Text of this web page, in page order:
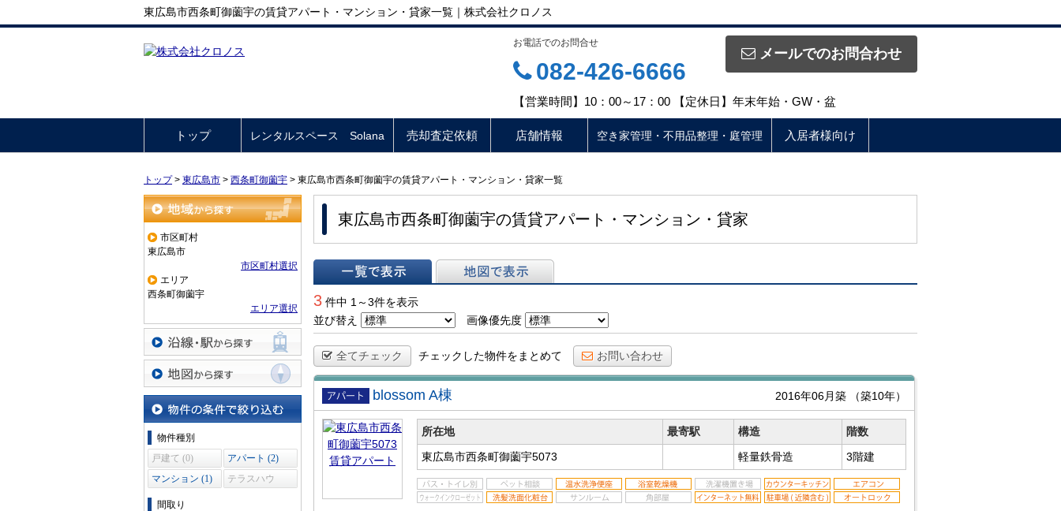
東広島市西条町御薗宇の賃貸アパート・マンション・貸家一覧｜株式会社クロノス
メールでのお問合わせ
お電話でのお問合せ
082-426-6666
【営業時間】10：00～17：00 【定休日】年末年始・GW・盆
トップ レンタルスペース Solana 売却査定依頼 店舗情報 空き家管理・不用品整理・庭管理 入居者様向け
トップ> 東広島市 > 西条町御薗宇 > 東広島市西条町御薗宇の賃貸アパート・マンション・貸家一覧
地域から探す
市区町村
東広島市
市区町村選択
エリア
西条町御薗宇
エリア選択
沿線・駅から探す
地図から探す
物件の条件で絞り込む
物件種別
戸建て (0)
アパート (2)
マンション (1)
テラスハウ
間取り
東広島市西条町御薗宇の賃貸アパート・マンション・貸家
3 件中 1～3件を表示
並び替え
画像優先度
全てチェック チェックした物件をまとめて お問い合わせ
賃貸アパ
ート
blossom A棟 2016年06月築 （築10年）
所在地 最寄駅 構造
階数
東広島市西条町御薗宇5073
軽量鉄骨造 3階建